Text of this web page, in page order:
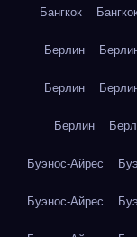
Бангкок
Берлин
Берлин
Берлин
Буэнос-Айрес
Буэнос-Айрес